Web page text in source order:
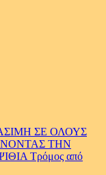
ΣΕ ΟΛΟΥΣ
ΤΗΝ
Τρόμος από